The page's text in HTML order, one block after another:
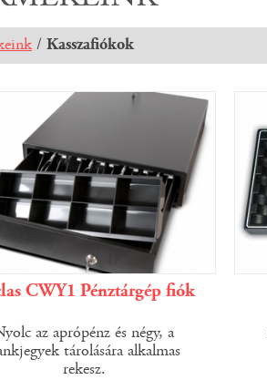
/ Kasszafiókok
CWY1 Pénztárgép fiók
az aprópénz és négy, a
tárolására alkalmas
rekesz.